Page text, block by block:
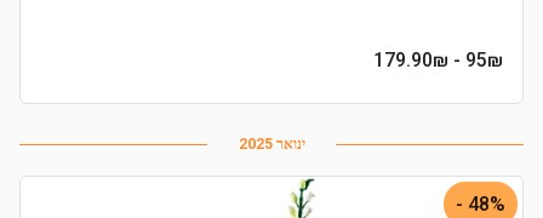
95₪
- 179.90₪
ינואר 2025
48% -